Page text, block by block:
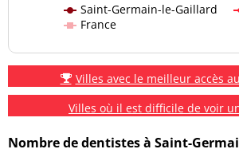
Saint-Germain-le-Gaillard
France
Villes avec le meilleur accès
Villes où il est difficile de voir
Nombre de dentistes à Saint-